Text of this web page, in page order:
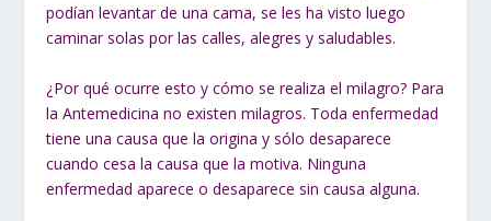
podían levantar de una cama, se les ha visto luego
caminar solas por las calles, alegres y saludables.
¿Por qué ocurre esto y cómo se realiza el milagro? Para
la Antemedicina no existen milagros. Toda enfermedad
tiene una causa que la origina y sólo desaparece
cuando cesa la causa que la motiva. Ninguna
enfermedad aparece o desaparece sin causa alguna.